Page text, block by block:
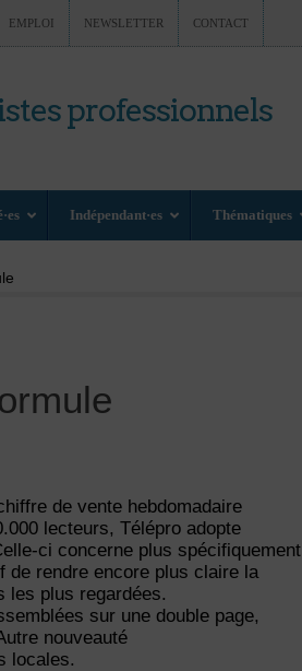
EMPLOI NEWSLETTER CONTACT
professionnels
Indépendant·es Thématiques
de vente hebdomadaire
lecteurs, Télépro adopte
ci concerne plus spécifiquement
de rendre encore plus claire la
les plus regardées.
sur une double page,
nouveauté
locales.